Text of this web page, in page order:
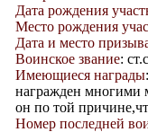
Дата рождения
Место рождения
Дата и место
Воинское звание:
Имеющиеся награды
награжден многими
он по той
Номер последней